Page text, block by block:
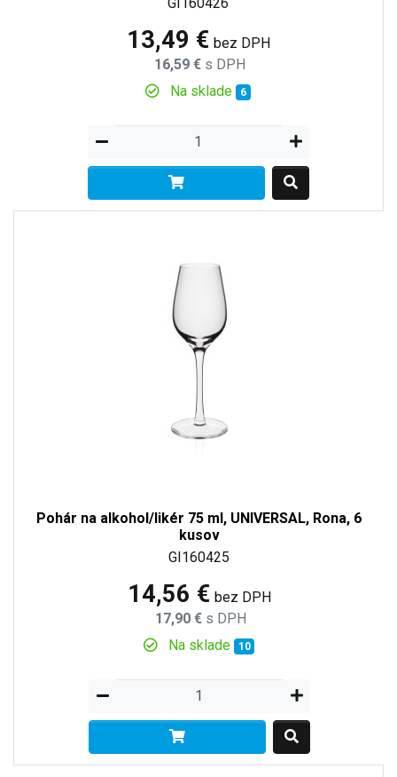
13,49 € bez DPH
16,59 € s DPH
Na sklade 6
Pohár na alkohol/likér 75 ml, UNIVERSAL, Rona, 6
kusov
GI160425
14,56 € bez DPH
17,90 € s DPH
Na sklade
10